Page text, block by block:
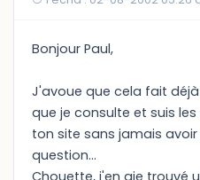
Bonjour Paul,
J'avoue que cela fait
que je consulte et suis
ton site sans jamais
question...
Chouette, j'en aie trouvé